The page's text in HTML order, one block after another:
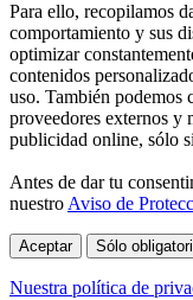
Para ello, recopilamos
comportamiento y sus
optimizar
contenidos
uso. También podemos
proveedores externos y
publicidad online, sólo
Antes de dar tu
nuestroAviso de
Aceptar Sólo
Nuestra política de